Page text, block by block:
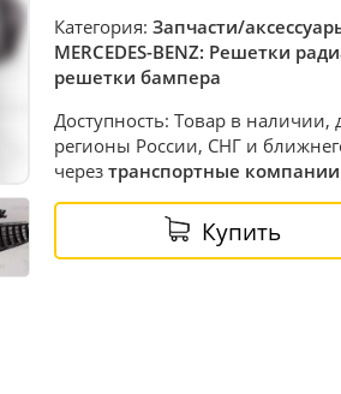
Категория: Запчасти/
MERCEDES-BENZ: Решетки
решетки бампера
Доступность: Товар в наличии,
регионы России, СНГ и
через транспортные компании
Купить